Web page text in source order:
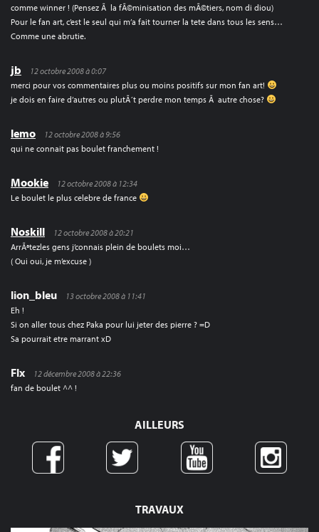
TRAVAUX
comme winner ! (Pensez Ã la fÃ©minisation des mÃ©tiers, nom di diou)
Pour le fan art, c’est le seul qui m’a fait tourner la tete dans tous les sens…
Comme une abrutie.
jb
12 octobre 2008 à 0:07
merci pour vos commentaires plus ou moins positifs sur mon fan art!
je dois en faire d’autres ou plutÃ´t perdre mon temps Ã autre chose?
lemo
12 octobre 2008 à 9:56
qui ne connait pas boulet franchement !
Mookie
12 octobre 2008 à 12:34
Le boulet le plus celebre de france
Noskill
12 octobre 2008 à 20:21
ArrÃªtezles gens j’connais plein de boulets moi…
( Oui oui, je m’excuse )
lion_bleu
13 octobre 2008 à 11:41
Eh !
Si on aller tous chez Paka pour lui jeter des pierre ? =D
Sa pourrait etre marrant xD
Flx
12 décembre 2008 à 22:36
fan de boulet ^^ !
AILLEURS